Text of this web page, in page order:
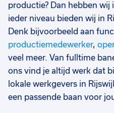
productie? Dan hebben
ieder niveau bieden wij in
Denk bijvoorbeeld aan
productiemedewerker,
veel meer. Van fulltime
ons vind je altijd werk dat
lokale werkgevers in
een passende baan voor